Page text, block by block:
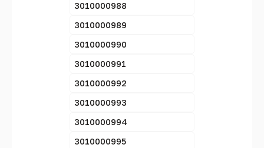
3010000988
3010000989
3010000990
3010000991
3010000992
3010000993
3010000994
3010000995